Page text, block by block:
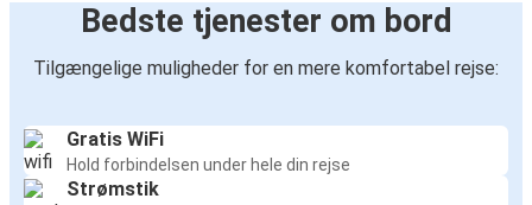
Bedste tjenester om bord
Tilgængelige muligheder for en mere komfortabel rejse:
Gratis WiFi
Hold forbindelsen under hele din rejse
Strømstik